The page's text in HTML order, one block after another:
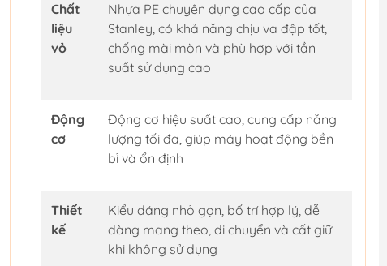
Chất
liệu
vỏ
Nhựa PE chuyên dụng cao cấp của
Stanley, có khả năng chịu va đập tốt,
chống mài mòn và phù hợp với tần
suất sử dụng cao
Động
cơ
Động cơ hiệu suất cao, cung cấp năng
lượng tối đa, giúp máy hoạt động bền
bỉ và ổn định
Thiết
kế
Kiểu dáng nhỏ gọn, bố trí hợp lý, dễ
dàng mang theo, di chuyển và cất giữ
khi không sử dụng